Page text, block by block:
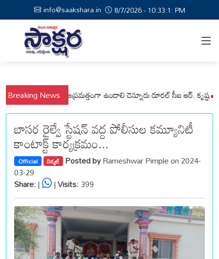
info@saakshara.in 8/7/2026 - 10:33:2: PM
Breaking News
ప్రజలు అప్రమత్తంగా ఉండాలి చెన్నూరు రూరల్ సీఐ ఆర్. కృష్ణ
బాసర రైల్వే స్టేషన్ వద్ద పోలీసుల కమ్యూనిటీ
కాంటాక్ట్ కార్యక్రమం...
Official నిర్మల్ Posted byRameshwar Pimple on 2024-
03-29
Share:| |Visits:399